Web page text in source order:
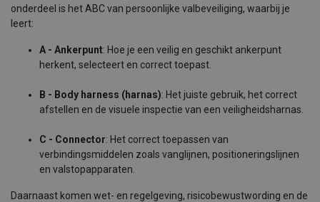
onderdeel is het ABC van persoonlijke valbeveiliging, waarbij je
leert:
A - Ankerpunt: Hoe je een veilig en geschikt ankerpunt
herkent, selecteert en correct toepast.
B - Body harness (harnas): Het juiste gebruik, het correct
afstellen en de visuele inspectie van een veiligheidsharnas.
C - Connector: Het correct toepassen van
verbindingsmiddelen zoals vanglijnen, positioneringslijnen
en valstopapparaten.
Daarnaast komen wet- en regelgeving, risicobewustwording en de